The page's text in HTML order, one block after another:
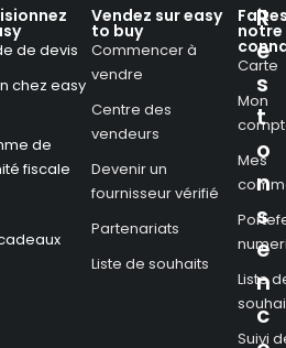
de devis
chez easy
de
fiscale
Vendez sur easy
to buy
Commencer à
vendre
Centre des
vendeurs
Devenir un
fournisseur vérifié
Partenariats
Liste de souhaits
notre
Carte
Mon
Mes
Liste
Suivi
R
e
s
t
o
n
s
e
n
c